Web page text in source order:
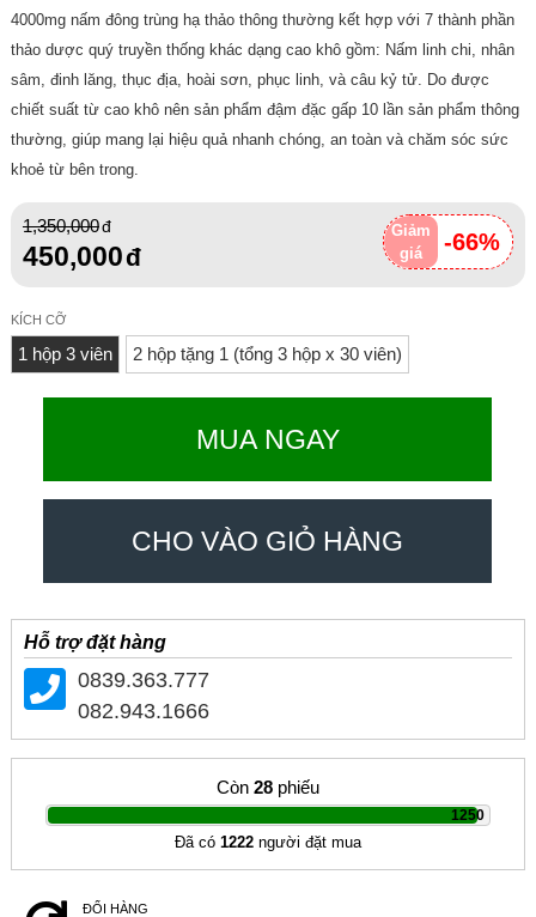
4000mg nấm đông trùng hạ thảo thông thường kết hợp với 7 thành phần
thảo dược quý truyền thống khác dạng cao khô gồm: Nấm linh chi, nhân
sâm, đinh lăng, thục địa, hoài sơn, phục linh, và câu kỷ tử. Do được
chiết suất từ cao khô nên sản phẩm đậm đặc gấp 10 lần sản phẩm thông
thường, giúp mang lại hiệu quả nhanh chóng, an toàn và chăm sóc sức
khoẻ từ bên trong.
Giảm
giá
-66%
1,350,000
450,000
KÍCH CỠ
1 hộp 3 viên 2 hộp tặng 1 (tổng 3 hộp x 30 viên)
MUA NGAY
CHO VÀO GIỎ HÀNG
Hỗ trợ đặt hàng
0839.363.777
082.943.1666
Còn 28phiếu
1250
|
Đã có 1222người đặt mua
ĐỔI HÀNG